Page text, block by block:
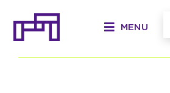
para
conteúdo
MENU